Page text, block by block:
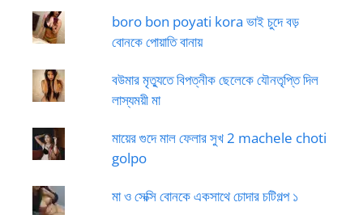
boro bon poyati kora ভাই চুদে বড়
বোনকে পোয়াতি বানায়
বউমার মৃত্যুতে বিপত্নীক ছেলেকে যৌনতৃপ্তি দিল
লাস্যময়ী মা
মায়ের গুদে মাল ফেলার সুখ 2 machele choti
golpo
মা ও সেক্সি বোনকে একসাথে চোদার চটিগল্প ১